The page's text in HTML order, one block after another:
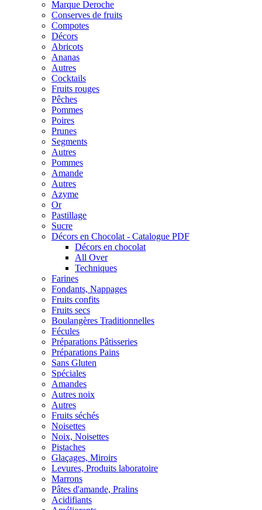
Marque Deroche
Conserves de fruits
Compotes
Décors
Abricots
Ananas
Autres
Cocktails
Fruits rouges
Pêches
Pommes
Poires
Prunes
Segments
Autres
Pommes
Amande
Autres
Azyme
Or
Pastillage
Sucre
Décors en Chocolat - Catalogue PDF
Décors en chocolat
All Over
Techniques
Farines
Fondants, Nappages
Fruits confits
Fruits secs
Boulangères Traditionnelles
Fécules
Préparations Pâtisseries
Préparations Pains
Sans Gluten
Spéciales
Amandes
Autres noix
Autres
Fruits séchés
Noisettes
Noix, Noisettes
Pistaches
Glaçages, Miroirs
Levures, Produits laboratoire
Marrons
Pâtes d'amande, Pralins
Acidifiants